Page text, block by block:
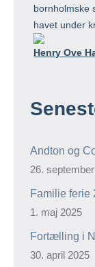
bornholmske
havet under
Henry Ove
Andton og
26.
Familie ferie
1. maj 2025
Fortælling i
30. april 2025